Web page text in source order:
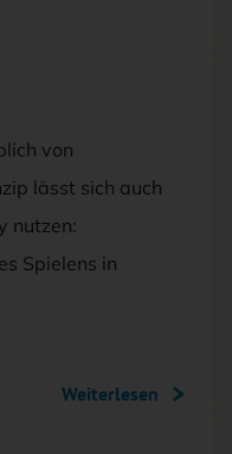
von
lässt sich auch
nutzen:
Spielens in
Weiterlesen